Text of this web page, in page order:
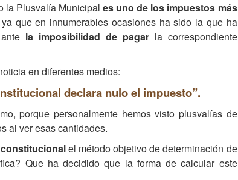
la Plusvalía Municipales uno de los impuestos más
que en innumerables ocasiones ha sido la que ha
la imposibilidad de pagarla correspondiente
en diferentes medios:
declara nulo el impuesto”.
porque personalmente hemos visto plusvalías de
al ver esas cantidades.
el método objetivo de determinación de
Que ha decidido que la forma de calcular este